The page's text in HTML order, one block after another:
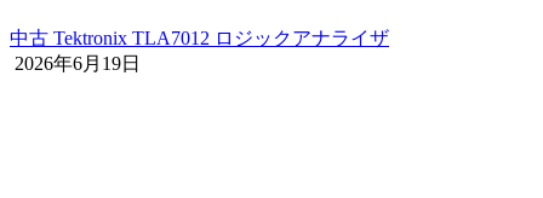
中古 Tektronix TLA7012 ロジックアナライザ
2026年6月19日